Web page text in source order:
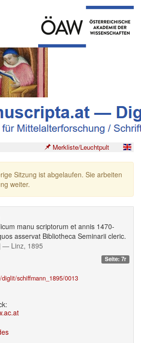
Merkliste/Leuchtpult
Sitzung ist abgelaufen. Sie arbeiten
weiter.
manu scriptorum et annis 1470-
asservat Bibliotheca Seminarii cleric.
— Linz, 1895
Seite: 7r
schiffmann_1895/0013